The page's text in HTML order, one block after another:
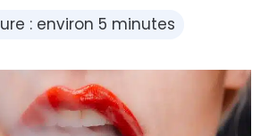
: environ 5 minutes